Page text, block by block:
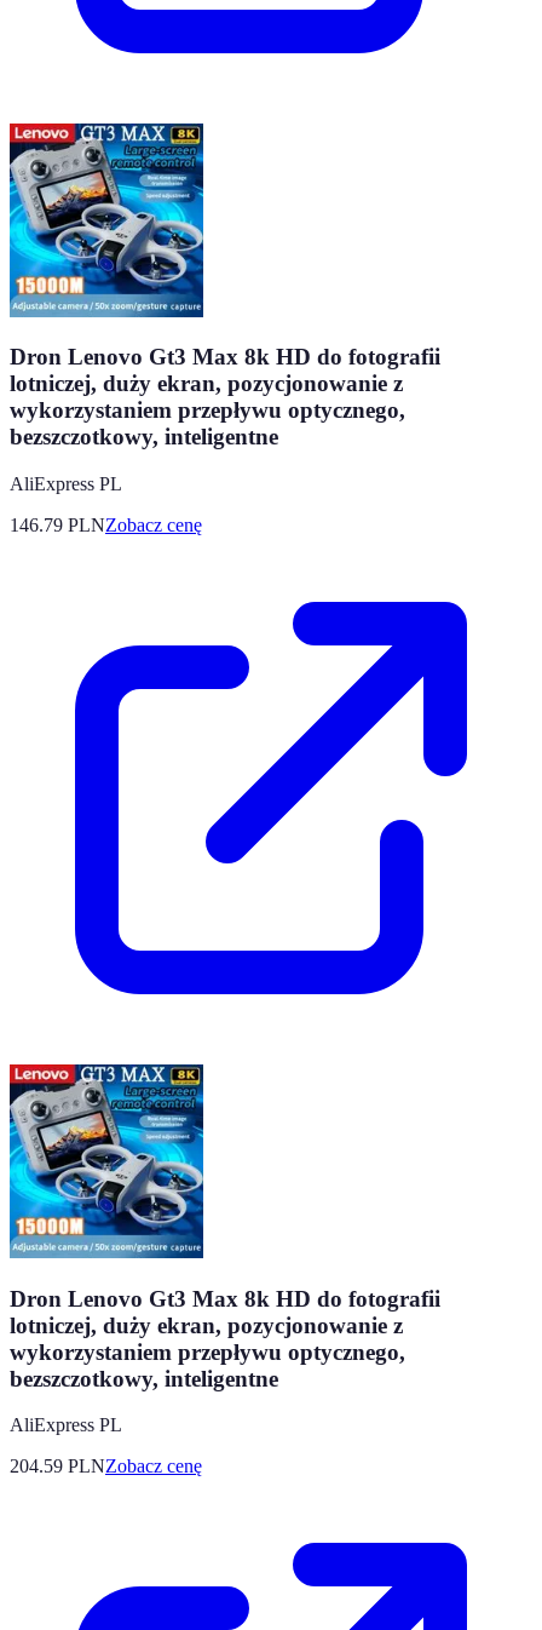
Dron Lenovo Gt3 Max 8k HD do fotografii
lotniczej, duży ekran, pozycjonowanie z
wykorzystaniem przepływu optycznego,
bezszczotkowy, inteligentne
AliExpress PL
146.79 PLNZobacz cenę
Dron Lenovo Gt3 Max 8k HD do fotografii
lotniczej, duży ekran, pozycjonowanie z
wykorzystaniem przepływu optycznego,
bezszczotkowy, inteligentne
AliExpress PL
204.59 PLNZobacz cenę